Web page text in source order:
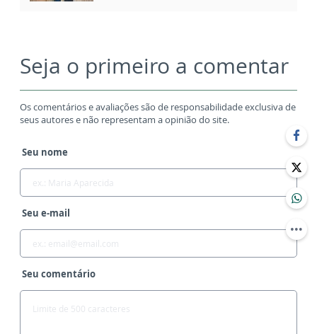
Seja o primeiro a comentar
Os comentários e avaliações são de responsabilidade exclusiva de
seus autores e não representam a opinião do site.
Seu nome
Seu e-mail
Seu comentário